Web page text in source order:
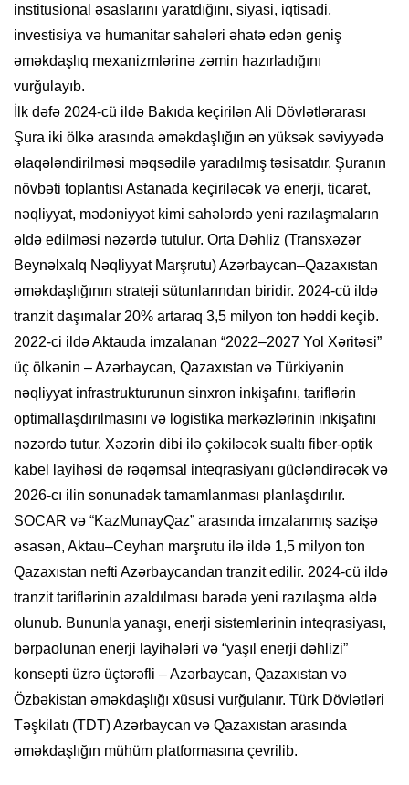
institusional əsaslarını yaratdığını, siyasi, iqtisadi,
investisiya və humanitar sahələri əhatə edən geniş
əməkdaşlıq mexanizmlərinə zəmin hazırladığını
vurğulayıb.
İlk dəfə 2024-cü ildə Bakıda keçirilən Ali Dövlətlərarası
Şura iki ölkə arasında əməkdaşlığın ən yüksək səviyyədə
əlaqələndirilməsi məqsədilə yaradılmış təsisatdır. Şuranın
növbəti toplantısı Astanada keçiriləcək və enerji, ticarət,
nəqliyyat, mədəniyyət kimi sahələrdə yeni razılaşmaların
əldə edilməsi nəzərdə tutulur. Orta Dəhliz (Transxəzər
Beynəlxalq Nəqliyyat Marşrutu) Azərbaycan–Qazaxıstan
əməkdaşlığının strateji sütunlarından biridir. 2024-cü ildə
tranzit daşımalar 20% artaraq 3,5 milyon ton həddi keçib.
2022-ci ildə Aktauda imzalanan “2022–2027 Yol Xəritəsi”
üç ölkənin – Azərbaycan, Qazaxıstan və Türkiyənin
nəqliyyat infrastrukturunun sinxron inkişafını, tariflərin
optimallaşdırılmasını və logistika mərkəzlərinin inkişafını
nəzərdə tutur. Xəzərin dibi ilə çəkiləcək sualtı fiber-optik
kabel layihəsi də rəqəmsal inteqrasiyanı gücləndirəcək və
2026-cı ilin sonunadək tamamlanması planlaşdırılır.
SOCAR və “KazMunayQaz” arasında imzalanmış sazişə
əsasən, Aktau–Ceyhan marşrutu ilə ildə 1,5 milyon ton
Qazaxıstan nefti Azərbaycandan tranzit edilir. 2024-cü ildə
tranzit tariflərinin azaldılması barədə yeni razılaşma əldə
olunub. Bununla yanaşı, enerji sistemlərinin inteqrasiyası,
bərpaolunan enerji layihələri və “yaşıl enerji dəhlizi”
konsepti üzrə üçtərəfli – Azərbaycan, Qazaxıstan və
Özbəkistan əməkdaşlığı xüsusi vurğulanır. Türk Dövlətləri
Təşkilatı (TDT) Azərbaycan və Qazaxıstan arasında
əməkdaşlığın mühüm platformasına çevrilib.